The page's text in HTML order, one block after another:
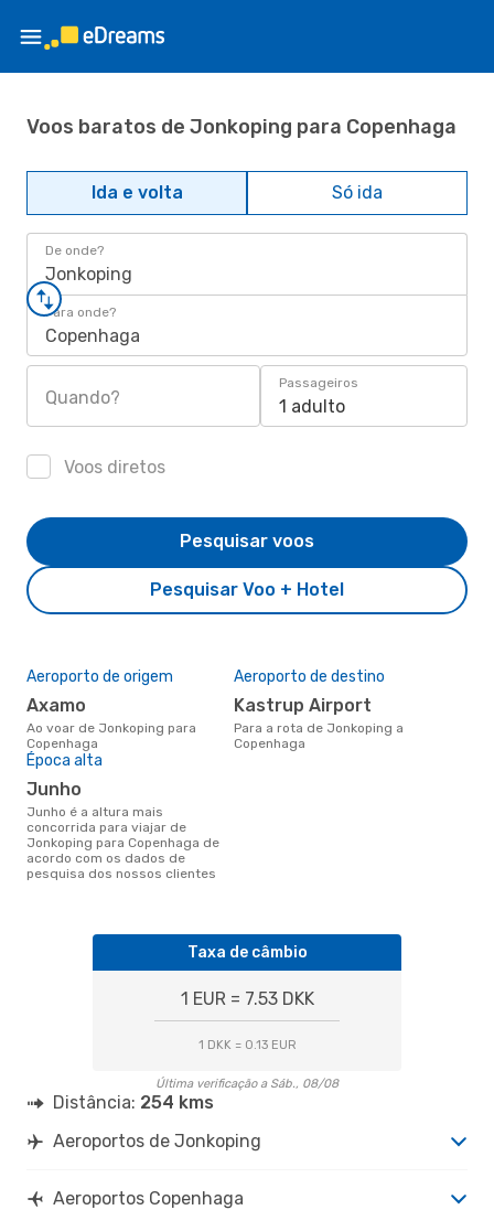
Voos baratos de Jonkoping para Copenhaga
Ida e volta Só ida
De onde?
Jonkoping
Para onde?
Copenhaga
Quando?
Passageiros
1 adulto
Voos diretos
Pesquisar Voo + Hotel
Pesquisar voos
Aeroporto de origem
Axamo
Ao voar de Jonkoping para
Copenhaga
Aeroporto de destino
Kastrup Airport
Para a rota de Jonkoping a
Copenhaga
Época alta
junho
junho é a altura mais
concorrida para viajar de
Jonkoping para Copenhaga de
acordo com os dados de
pesquisa dos nossos clientes
Taxa de câmbio
1 EUR = 7.53 DKK
1 DKK = 0.13 EUR
Última verificação a Sáb., 08/08
Distância: 254 kms
Aeroportos de Jonkoping
Aeroportos Copenhaga